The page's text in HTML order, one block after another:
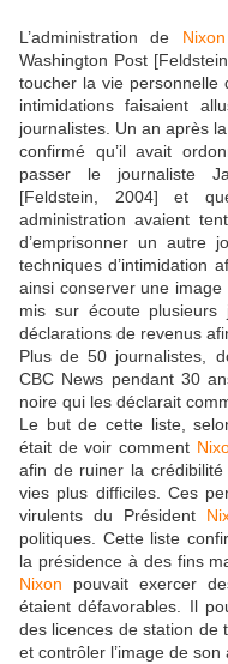
L’administration de Nixon
Washington Post
toucher la vie personnelle
intimidations faisaient
journalistes. Un an après
confirmé qu’il avait
passer le journaliste
[Feldstein, 2004] et
administration avaient
d’emprisonner un autre
techniques d’intimidation
ainsi conserver une
mis sur écoute
déclarations de revenus
Plus de 50 journalistes,
CBC News pendant 30
noire qui les déclarait
Le but de cette liste,
était de voir comment
afin de ruiner la
vies plus difficiles. Ces
virulents du Président
politiques. Cette liste
la présidence à des fins
Nixon pouvait exercer
étaient défavorables. Il
des licences de station de
et contrôler l’image de